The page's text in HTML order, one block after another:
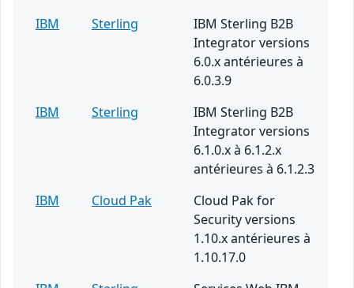
IBM
Sterling
IBM Sterling B2B
Integrator versions
6.0.x antérieures à
6.0.3.9
IBM
Sterling
IBM Sterling B2B
Integrator versions
6.1.0.x à 6.1.2.x
antérieures à 6.1.2.3
IBM
Cloud Pak
Cloud Pak for
Security versions
1.10.x antérieures à
1.10.17.0